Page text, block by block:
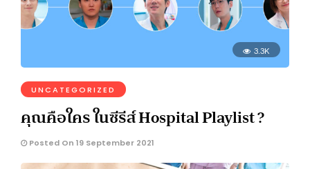
3.3K
UNCATEGORIZED
คุณคือใคร ในซีรีส์ Hospital Playlist ?
Posted On 19 September 2021